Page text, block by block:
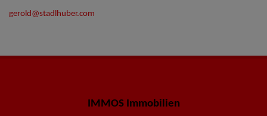
gerold@stadlhuber.com
IMMOS Immobilien